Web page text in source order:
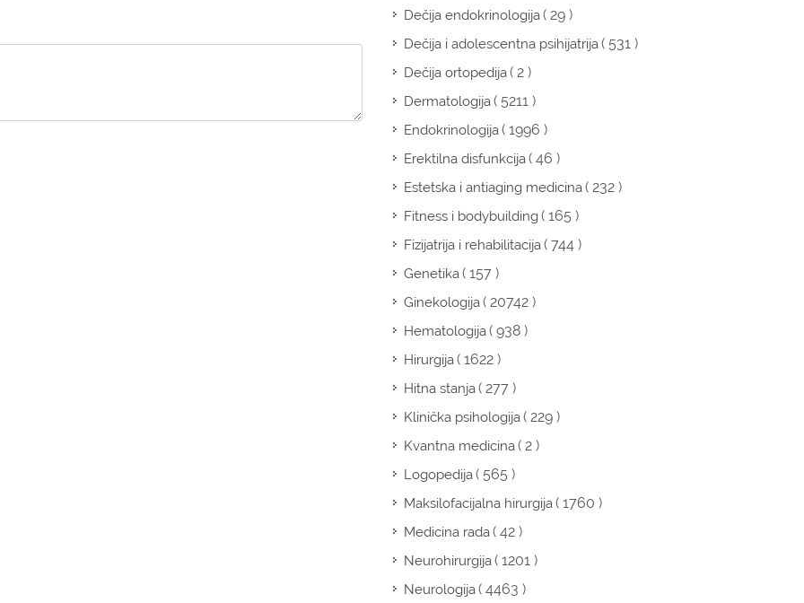
Dečija endokrinologija( 29 )
Dečija i adolescentna psihijatrija( 531 )
Dečija ortopedija( 2 )
Dermatologija( 5211 )
Endokrinologija( 1996 )
Erektilna disfunkcija( 46 )
Estetska i antiaging medicina( 232 )
Fitness i bodybuilding( 165 )
Fizijatrija i rehabilitacija( 744 )
Genetika( 157 )
Ginekologija( 20742 )
Hematologija( 938 )
Hirurgija( 1622 )
Hitna stanja( 277 )
Klinička psihologija( 229 )
Kvantna medicina( 2 )
Logopedija( 565 )
Maksilofacijalna hirurgija( 1760 )
Medicina rada( 42 )
Neurohirurgija( 1201 )
Neurologija( 4463 )